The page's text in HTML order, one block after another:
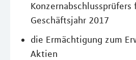
Konzernabschlussprüfers
Geschäftsjahr 2017
die Ermächtigung zum
Aktien